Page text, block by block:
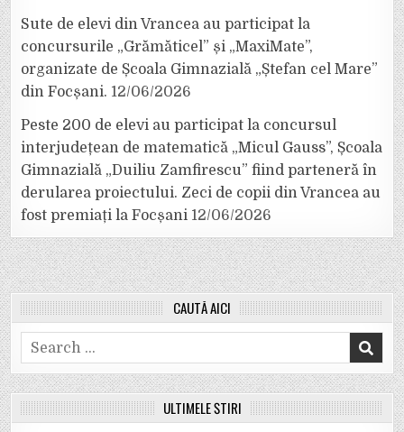
Sute de elevi din Vrancea au participat la
concursurile „Grămăticel” și „MaxiMate”,
organizate de Școala Gimnazială „Ștefan cel Mare”
din Focșani. 12/06/2026
Peste 200 de elevi au participat la concursul
interjudețean de matematică „Micul Gauss”, Școala
Gimnazială „Duiliu Zamfirescu” fiind parteneră în
derularea proiectului. Zeci de copii din Vrancea au
fost premiați la Focșani 12/06/2026
CAUTĂ AICI
Search
for:
ULTIMELE ȘTIRI